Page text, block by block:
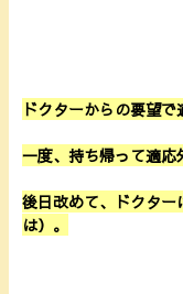
ドクターからの要望
一度、持ち帰って適
後日改めて、ドクタ
は）。